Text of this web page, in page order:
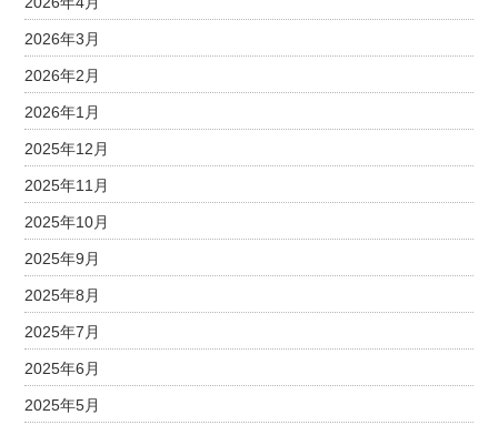
2026年3月
2026年2月
2026年1月
2025年12月
2025年11月
2025年10月
2025年9月
2025年8月
2025年7月
2025年6月
2025年5月